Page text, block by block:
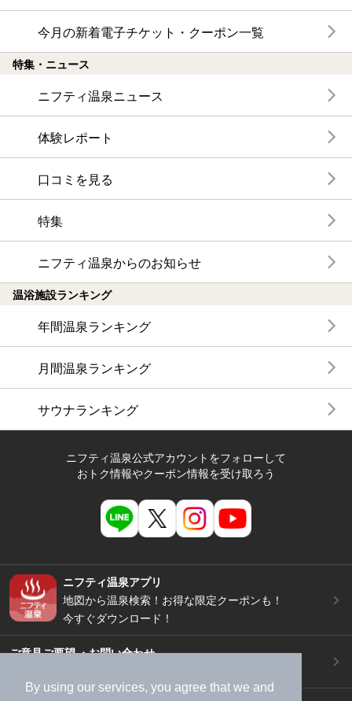
By using our services, you agree that we and
今月の新着電子チケット・クーポン一覧
特集・ニュース
ニフティ温泉ニュース
体験レポート
口コミを見る
特集
ニフティ温泉からのお知らせ
温浴施設ランキング
年間温泉ランキング
月間温泉ランキング
サウナランキング
ニフティ温泉公式アカウントをフォローして
おトク情報やクーポン情報を受け取ろう
ニフティ温泉アプリ
地図から温泉検索！お得な限定クーポンも！
今すぐダウンロード！
ご意見ご要望 ・お問い合わせ